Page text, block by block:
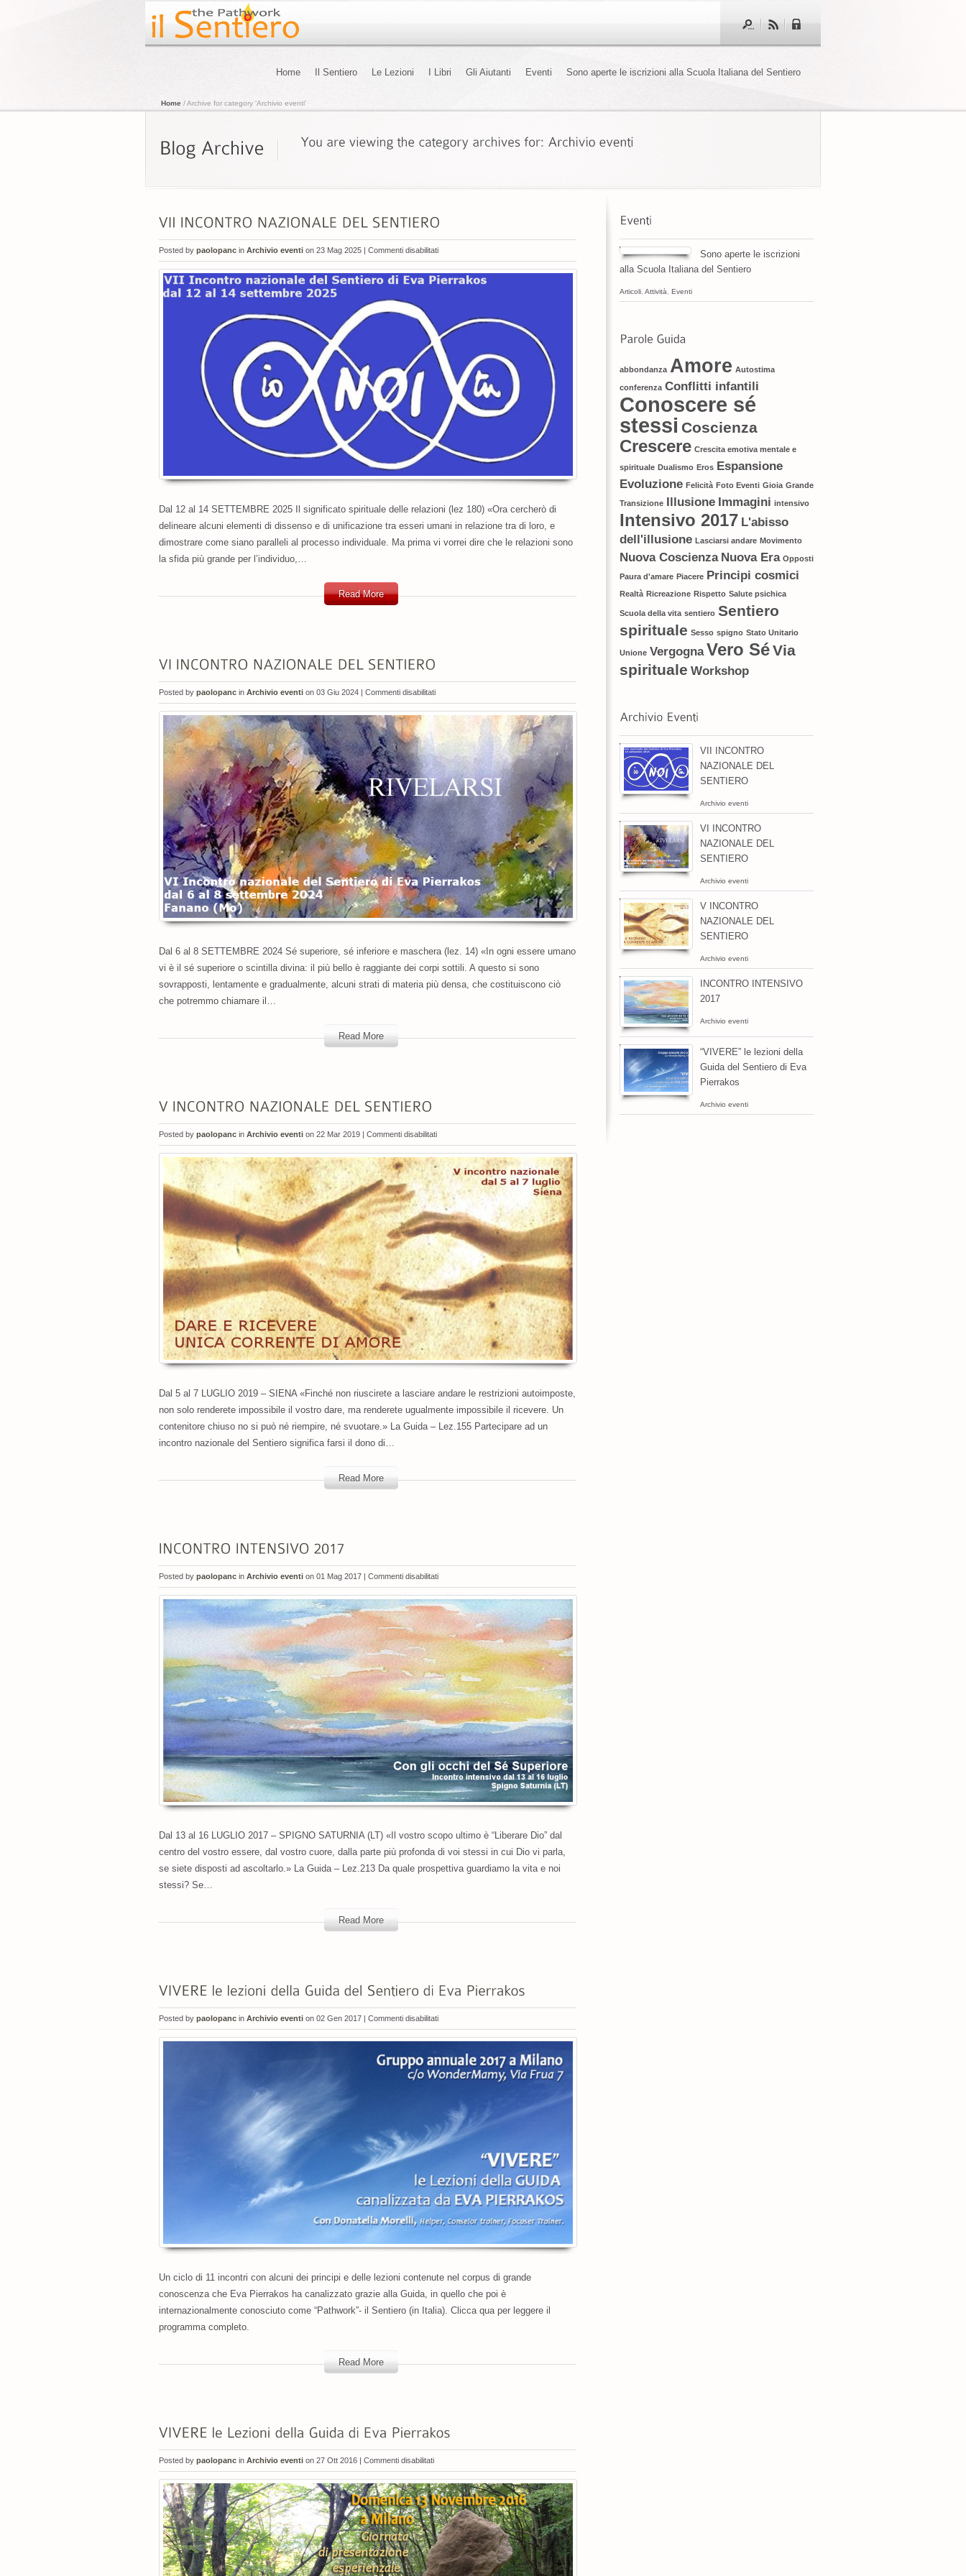
Home Il Sentiero Le Lezioni I Libri Gli Aiutanti Eventi Sono aperte le iscrizioni alla Scuola Italiana del Sentiero
Home / Archive for category 'Archivio eventi'
Posted by paolopanc in Archivio eventi on 23 Mag 2025 | Commenti disabilitatisu
INCONTRO
SENTIERO
Dal 12 al 14 SETTEMBRE 2025 Il significato spirituale delle relazioni (lez 180) «Ora cercherò di
delineare alcuni elementi di dissenso e di unificazione tra esseri umani in relazione tra di loro, e
dimostrare come siano paralleli al processo individuale. Ma prima vi vorrei dire che le relazioni sono
la sfida più grande per l’individuo,…
Read More
Posted by paolopanc in Archivio eventi on 03 Giu 2024 | Commenti disabilitatisu
DEL
SENTIERO
Dal 6 al 8 SETTEMBRE 2024 Sé superiore, sé inferiore e maschera (lez. 14) «In ogni essere umano
vi è il sé superiore o scintilla divina: il più bello è raggiante dei corpi sottili. A questo si sono
sovrapposti, lentamente e gradualmente, alcuni strati di materia più densa, che costituiscono ciò
che potremmo chiamare il…
Read More
Posted by paolopanc in Archivio eventi on 22 Mar 2019 | Commenti disabilitatisu
INCONTRO
NAZIONALE
DEL
SENTIERO
Dal 5 al 7 LUGLIO 2019 – SIENA «Finché non riuscirete a lasciare andare le restrizioni autoimposte,
non solo renderete impossibile il vostro dare, ma renderete ugualmente impossibile il ricevere. Un
contenitore chiuso no si può né riempire, né svuotare.» La Guida – Lez.155 Partecipare ad un
incontro nazionale del Sentiero significa farsi il dono di…
Read More
Posted by paolopanc in Archivio eventi on 01 Mag 2017 | Commenti disabilitatisu
INTENSIVO
2017
Dal 13 al 16 LUGLIO 2017 – SPIGNO SATURNIA (LT) «Il vostro scopo ultimo è “Liberare Dio” dal
centro del vostro essere, dal vostro cuore, dalla parte più profonda di voi stessi in cui Dio vi parla,
se siete disposti ad ascoltarlo.» La Guida – Lez.213 Da quale prospettiva guardiamo la vita e noi
stessi? Se…
Read More
Posted by paolopanc in Archivio eventi on 02 Gen 2017 | Commenti disabilitatisu
lezioni
Sentiero
di
Pierrakos
Un ciclo di 11 incontri con alcuni dei principi e delle lezioni contenute nel corpus di grande
conoscenza che Eva Pierrakos ha canalizzato grazie alla Guida, in quello che poi è
internazionalmente conosciuto come “Pathwork”- il Sentiero (in Italia). Clicca qua per leggere il
programma completo.
Read More
Posted by paolopanc in Archivio eventi on 27 Ott 2016 | Commenti disabilitatisu
le
Lezioni
della
Guida
di
Sono aperte le iscrizioni
alla Scuola Italiana del Sentiero
Articoli Attività Eventi
abbondanza Amore Autostima
conferenza Conflitti infantili
Conoscere sé
stessi Coscienza
Crescere Crescita emotiva mentale e
spirituale Dualismo Eros Espansione
Evoluzione Felicità Foto Eventi Gioia Grande
Transizione Illusione Immagini intensivo
Intensivo 2017 L'abisso
dell'illusione Lasciarsi andare Movimento
Nuova Coscienza Nuova Era Opposti
Paura d'amare Piacere Principi cosmici
Realtà Ricreazione Rispetto Salute psichica
Scuola della vita sentiero Sentiero
spirituale Sesso spigno Stato Unitario
Unione Vergogna Vero SéVia
spirituale Workshop
VII INCONTRO
NAZIONALE DEL
SENTIERO
Archivio eventi
VI INCONTRO
NAZIONALE DEL
SENTIERO
Archivio eventi
V INCONTRO
NAZIONALE DEL
SENTIERO
Archivio eventi
INCONTRO INTENSIVO
2017
Archivio eventi
“VIVERE” le lezioni della
Guida del Sentiero di Eva
Pierrakos
Archivio eventi